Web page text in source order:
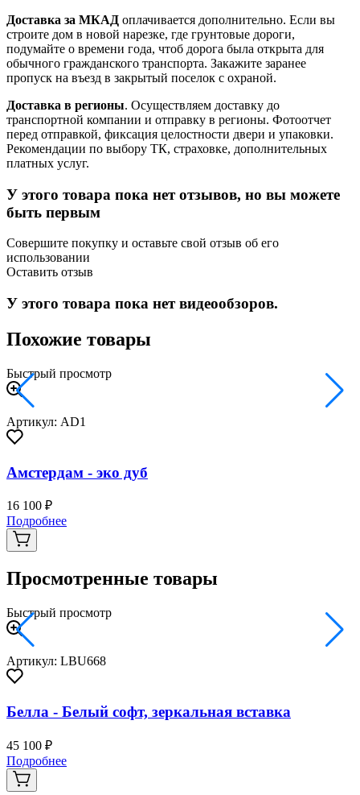
Доставка за МКАД оплачивается дополнительно. Если вы
строите дом в новой нарезке, где грунтовые дороги,
подумайте о времени года, чтоб дорога была открыта для
обычного гражданского транспорта. Закажите заранее
пропуск на въезд в закрытый поселок с охраной.
Доставка в регионы. Осуществляем доставку до
транспортной компании и отправку в регионы. Фотоотчет
перед отправкой, фиксация целостности двери и упаковки.
Рекомендации по выбору ТК, страховке, дополнительных
платных услуг.
У этого товара пока нет отзывов, но вы можете
быть первым
Совершите покупку и оставьте свой отзыв об его
использовании
Оставить отзыв
У этого товара пока нет видеообзоров.
Похожие товары
Быстрый просмотр
Артикул: AD1
Амстердам - эко дуб
16 100 ₽
Подробнее
Просмотренные товары
Быстрый просмотр
Артикул: LBU668
Белла - Белый софт, зеркальная вставка
45 100 ₽
Подробнее